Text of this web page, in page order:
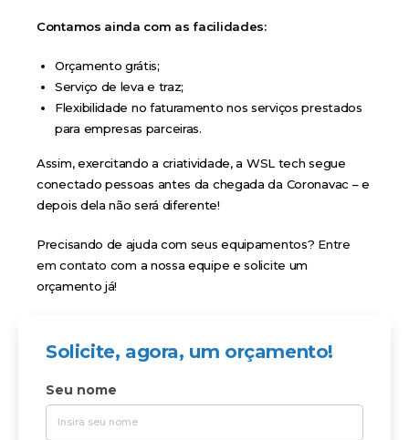
Contamos ainda com as facilidades:
Orçamento grátis;
Serviço de leva e traz;
Flexibilidade no faturamento nos serviços prestados
para empresas parceiras.
Assim, exercitando a criatividade, a WSL tech segue
conectado pessoas antes da chegada da Coronavac – e
depois dela não será diferente!
Precisando de ajuda com seus equipamentos? Entre
em contato com a nossa equipe e solicite um
orçamento já!
Solicite, agora, um orçamento!
Seu nome